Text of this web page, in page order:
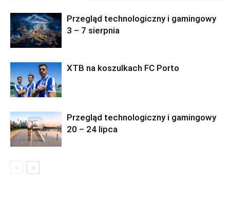
Przegląd technologiczny i gamingowy
3 – 7 sierpnia
XTB na koszulkach FC Porto
Przegląd technologiczny i gamingowy
20 – 24 lipca